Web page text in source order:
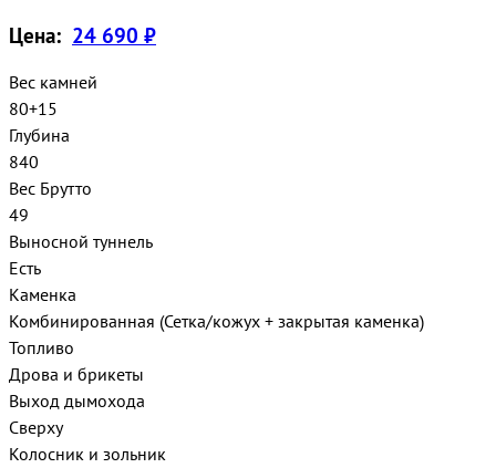
Цена: 24 690 ₽
Вес камней
80+15
Глубина
840
Вес Брутто
49
Выносной туннель
Есть
Каменка
Комбинированная (Сетка/кожух + закрытая каменка)
Топливо
Дрова и брикеты
Выход дымохода
Сверху
Колосник и зольник